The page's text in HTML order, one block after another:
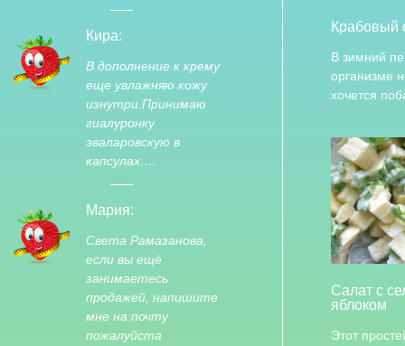
Кира:
В дополнение к крему
еще увлажняю кожу
изнутри.Принимаю
гиалуронку
эваларовскую в
капсулах.…
Мария:
Света Рамазанова,
если вы ещё
занимаетесь
продажей, напишите
мне на почту
пожалуйста
Крабовый
В зимний
организме
хочется
Салат с
яблоком
Этот